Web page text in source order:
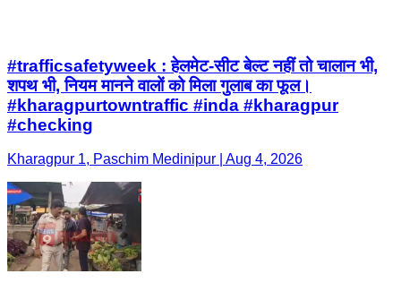
#trafficsafetyweek : हेलमेट-सीट बेल्ट नहीं तो चालान भी,
शपथ भी, नियम मानने वालों को मिला गुलाब का फूल।
#kharagpurtowntraffic #inda #kharagpur
#checking
Kharagpur 1, Paschim Medinipur | Aug 4, 2026